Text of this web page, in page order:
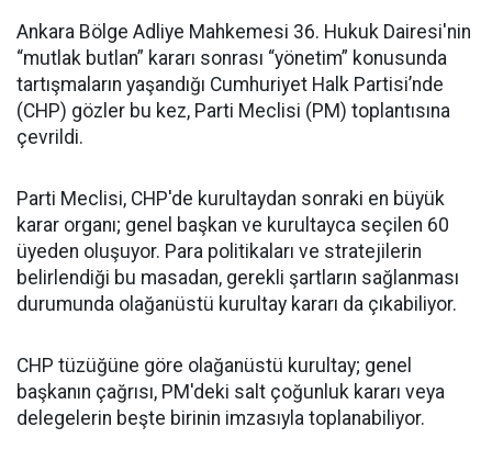
Ankara Bölge Adliye Mahkemesi 36. Hukuk Dairesi'nin
“mutlak butlan” kararı sonrası “yönetim” konusunda
tartışmaların yaşandığı Cumhuriyet Halk Partisi’nde
(CHP) gözler bu kez, Parti Meclisi (PM) toplantısına
çevrildi.
Parti Meclisi, CHP'de kurultaydan sonraki en büyük
karar organı; genel başkan ve kurultayca seçilen 60
üyeden oluşuyor. Para politikaları ve stratejilerin
belirlendiği bu masadan, gerekli şartların sağlanması
durumunda olağanüstü kurultay kararı da çıkabiliyor.
CHP tüzüğüne göre olağanüstü kurultay; genel
başkanın çağrısı, PM'deki salt çoğunluk kararı veya
delegelerin beşte birinin imzasıyla toplanabiliyor.